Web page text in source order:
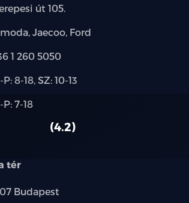
Hátsó utasra figyelmeztető rendszer
ISOFIX rögzítési pontok
LED hátsólámpa
Full LED fényszóró (MFR)
Automatikus világításkapcsoló
út 105.
Jaecoo, Ford
1 260 5050
P: 8-18, SZ: 10-13
P: 7-18
4.2
tér
Budapest